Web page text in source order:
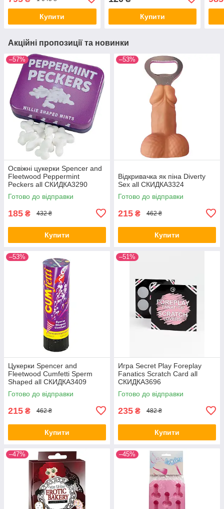
Купити Купити
Акційні пропозиції та новинки
–57%
Освіжні цукерки Spencer and
Fleetwood Peppermint
Peckers all СКИДКА3290
Готово до відправки
185 ₴ 432 ₴
Купити
–53%
Відкривачка як піна Diverty
Sex all СКИДКА3324
Готово до відправки
215 ₴ 462 ₴
Купити
–53%
Цукерки Spencer and
Fleetwood Cumfetti Sperm
Shaped all СКИДКА3409
Готово до відправки
215 ₴ 462 ₴
Купити
–51%
Игра Secret Play Foreplay
Fanatics Scratch Card all
СКИДКА3696
Готово до відправки
235 ₴ 482 ₴
Купити
–47% –45%